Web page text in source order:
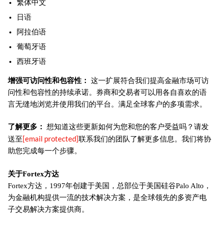
繁体中文
日语
阿拉伯语
葡萄牙语
西班牙语
增强可访问性和包容性： 这一扩展符合我们提高金融市场可访
问性和包容性的持续承诺。券商和交易者可以用各自喜欢的语
言无缝地浏览并使用我们的平台。满足全球客户的多项需求。
了解更多：
想知道这些更新如何为您和您的客户受益吗？请发
送至[email protected]联系我们的团队了解更多信息。我们将协
助您完成每一个步骤。
关于Fortex方达
Fortex方达，1997年创建于美国，总部位于美国硅谷Palo Alto，
为金融机构提供一流的技术解决方案，是全球领先的多资产电
子交易解决方案提供商。